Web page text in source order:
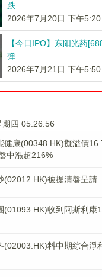
跌
2026年7月20日 下午5:20
【今日IPO】东阳光药
弹
2026年7月21日 下午5:50
四 05:26:57
健康(00348.HK)擬溢價
中漲超216%
(02012.HK)被提清盤呈請
(01093.HK)收到阿斯利康
(02003.HK)料中期綜合淨